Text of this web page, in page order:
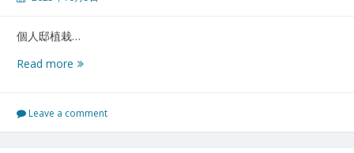
個人邸植栽…
Read more 習
御
庭
Leave a comment